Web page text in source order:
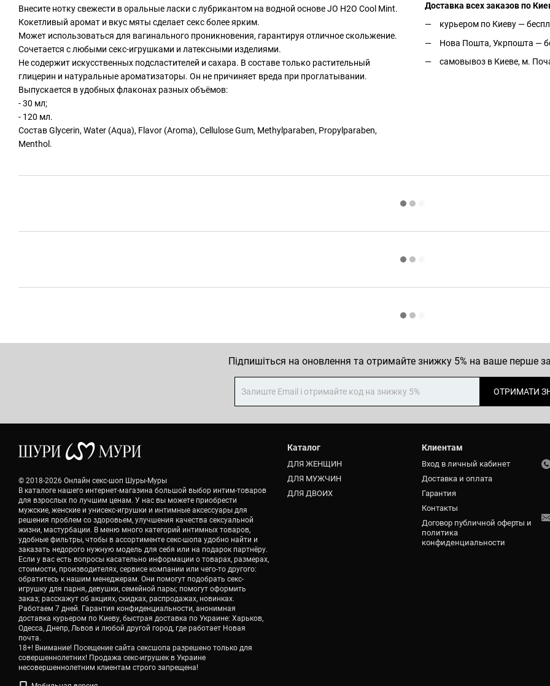
Внесите нотку свежести в оральные ласки с лубрикантом на водной основе JO H2O Cool Mint.
Кокетливый аромат и вкус мяты сделает секс более ярким.
Может использоваться для вагинального проникновения, гарантируя отличное скольжение.
Сочетается с любыми секс-игрушками и латексными изделиями.
Не содержит искусственных подсластителей и сахара. В составе только растительный
глицерин и натуральные ароматизаторы. Он не причиняет вреда при проглатывании.
Выпускается в удобных флаконах разных объёмов:
- 30 мл;
- 120 мл.
Состав Glycerin, Water (Aqua), Flavor (Aroma), Cellulose Gum, Methylparaben, Propylparaben,
Menthol.
Доставка всех заказов по
курьером по Киеву —
Нова Пошта, Укрпошта —
самовывоз в Киеве, м.
Підпишіться на оновлення та отримайте знижку 5% на ваше перше
ОТРИМАТИ
© 2018-2026 Онлайн секс-шоп Шуры-Муры
В каталоге нашего интернет-магазина большой выбор интим-товаров
для взрослых по лучшим ценам. У нас вы можете приобрести
мужские, женские и унисекс-игрушки и интимные аксессуары для
решения проблем со здоровьем, улучшения качества сексуальной
жизни, мастурбации. В меню много категорий интимных товаров,
удобные фильтры, чтобы в ассортименте секс-шопа удобно найти и
заказать недорого нужную модель для себя или на подарок партнёру.
Если у вас есть вопросы касательно информации о товарах, размерах,
стоимости, производителях, сервисе компании или чего-то другого:
обратитесь к нашим менеджерам. Они помогут подобрать секс-
игрушку для парня, девушки, семейной пары; помогут оформить
заказ; расскажут об акциях, скидках, распродажах, новинках.
Работаем 7 дней. Гарантия конфиденциальности, анонимная
доставка курьером по Киеву, быстрая доставка по Украине: Харьков,
Одесса, Днепр, Львов и любой другой город, где работает Новая
почта.
18+! Внимание! Посещение сайта сексшопа разрешено только для
совершеннолетних! Продажа секс-игрушек в Украине
несовершеннолетним клиентам строго запрещена!
Каталог
ДЛЯ ЖЕНЩИН
ДЛЯ МУЖЧИН
ДЛЯ ДВОИХ
Клиентам
Вход в личный кабинет
Доставка и оплата
Гарантия
Контакты
Договор публичной оферты и
политика
конфиденциальности